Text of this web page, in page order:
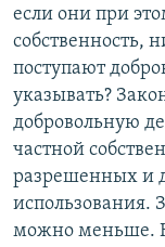
если они при
собственность,
поступают
указывать?
добровольную
частной
разрешенных и
использования.
можно меньше.